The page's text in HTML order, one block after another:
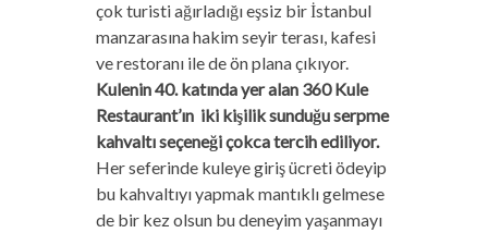
çok turisti ağırladığı eşsiz bir İstanbul
manzarasına hakim seyir terası, kafesi
ve restoranı ile de ön plana çıkıyor.
Kulenin 40. katında yer alan 360 Kule
Restaurant’ın iki kişilik sunduğu serpme
kahvaltı seçeneği çokca tercih ediliyor.
Her seferinde kuleye giriş ücreti ödeyip
bu kahvaltıyı yapmak mantıklı gelmese
de bir kez olsun bu deneyim yaşanmayı